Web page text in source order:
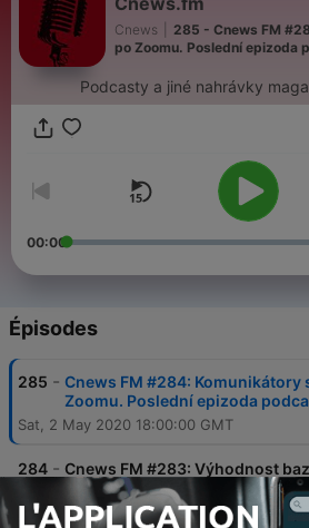
Cnews
285 - Cnews FM
po Zoomu. Poslední epizoda
Podcasty a jiné nahrávky
00:00
Épisodes
285 - Cnews FM #284: Komunikátory
Zoomu. Poslední epizoda
Sat, 2 May 2020 18:00:00 GMT
284 - Cnews FM #283: Výhodnost
komponent a Skype jako
Microsoftu